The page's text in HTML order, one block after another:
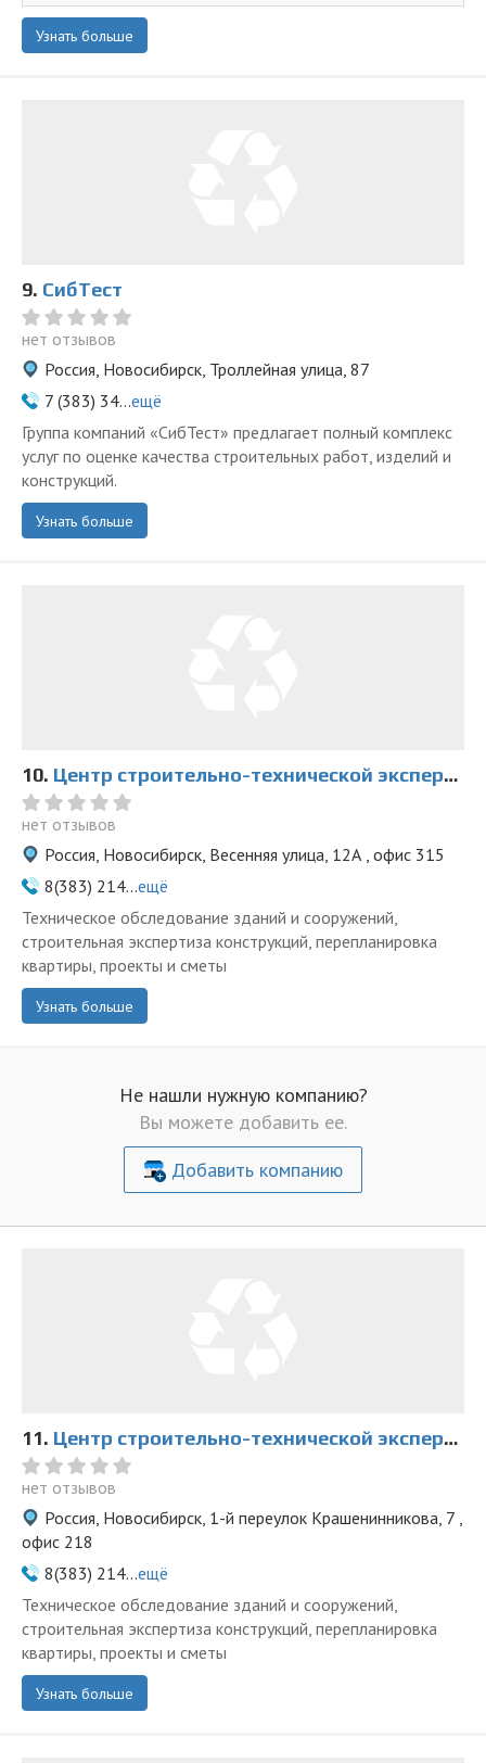
Узнать больше
9. СибТест
нет отзывов
Россия, Новосибирск, Троллейная улица, 87
7 (383) 34...ещё
Группа компаний «СибТест» предлагает полный комплекс
услуг по оценке качества строительных работ, изделий и
конструкций.
Узнать больше
10. Центр строительно-технической экспертизы и проектирования на Правом берегу
нет отзывов
Россия, Новосибирск, Весенняя улица, 12А , офис 315
8(383) 214...ещё
Техническое обследование зданий и сооружений,
строительная экспертиза конструкций, перепланировка
квартиры, проекты и сметы
Узнать больше
Не нашли нужную компанию?
Вы можете добавить ее.
Добавить компанию
11. Центр строительно-технической экспертизы и проектирования на Левом берегу
нет отзывов
Россия, Новосибирск, 1-й переулок Крашенинникова, 7 ,
офис 218
8(383) 214...ещё
Техническое обследование зданий и сооружений,
строительная экспертиза конструкций, перепланировка
квартиры, проекты и сметы
Узнать больше